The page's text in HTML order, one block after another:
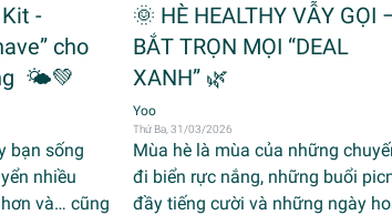
-
cho
🌤️💚
bạn sống
nhiều
và… cũng
🌞 HÈ HEALTHY VẪY GỌI
BẮT TRỌN MỌI “DEAL
XANH” 🌿
Yoo
Thứ Ba, 31/03/2026
Mùa hè là mùa của những
đi biển rực nắng, những buổi
đầy tiếng cười và những ngày